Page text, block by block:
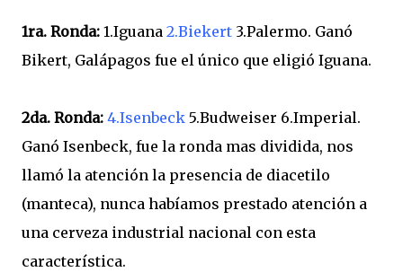
1ra. Ronda: 1.Iguana 2.Biekert 3.Palermo. Ganó
Bikert, Galápagos fue el único que eligió Iguana.
2da. Ronda: 4.Isenbeck 5.Budweiser 6.Imperial.
Ganó Isenbeck, fue la ronda mas dividida, nos
llamó la atención la presencia de diacetilo
(manteca), nunca habíamos prestado atención a
una cerveza industrial nacional con esta
característica.